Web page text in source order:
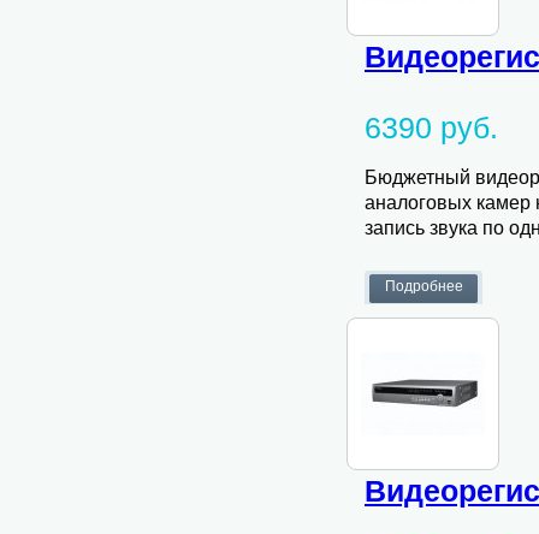
6390 руб.
Бюджетный
аналоговых камер
запись звука по